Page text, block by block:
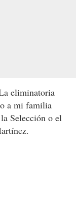
eliminatoria
a mi familia
Selección o el